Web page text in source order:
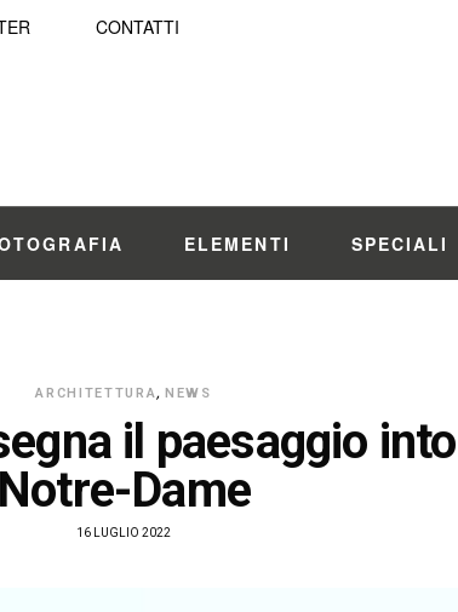
CONTATTI
ELEMENTI SPECIALI
ARCHITETTURA, NEWS
il paesaggio
Notre-Dame
16 LUGLIO 2022